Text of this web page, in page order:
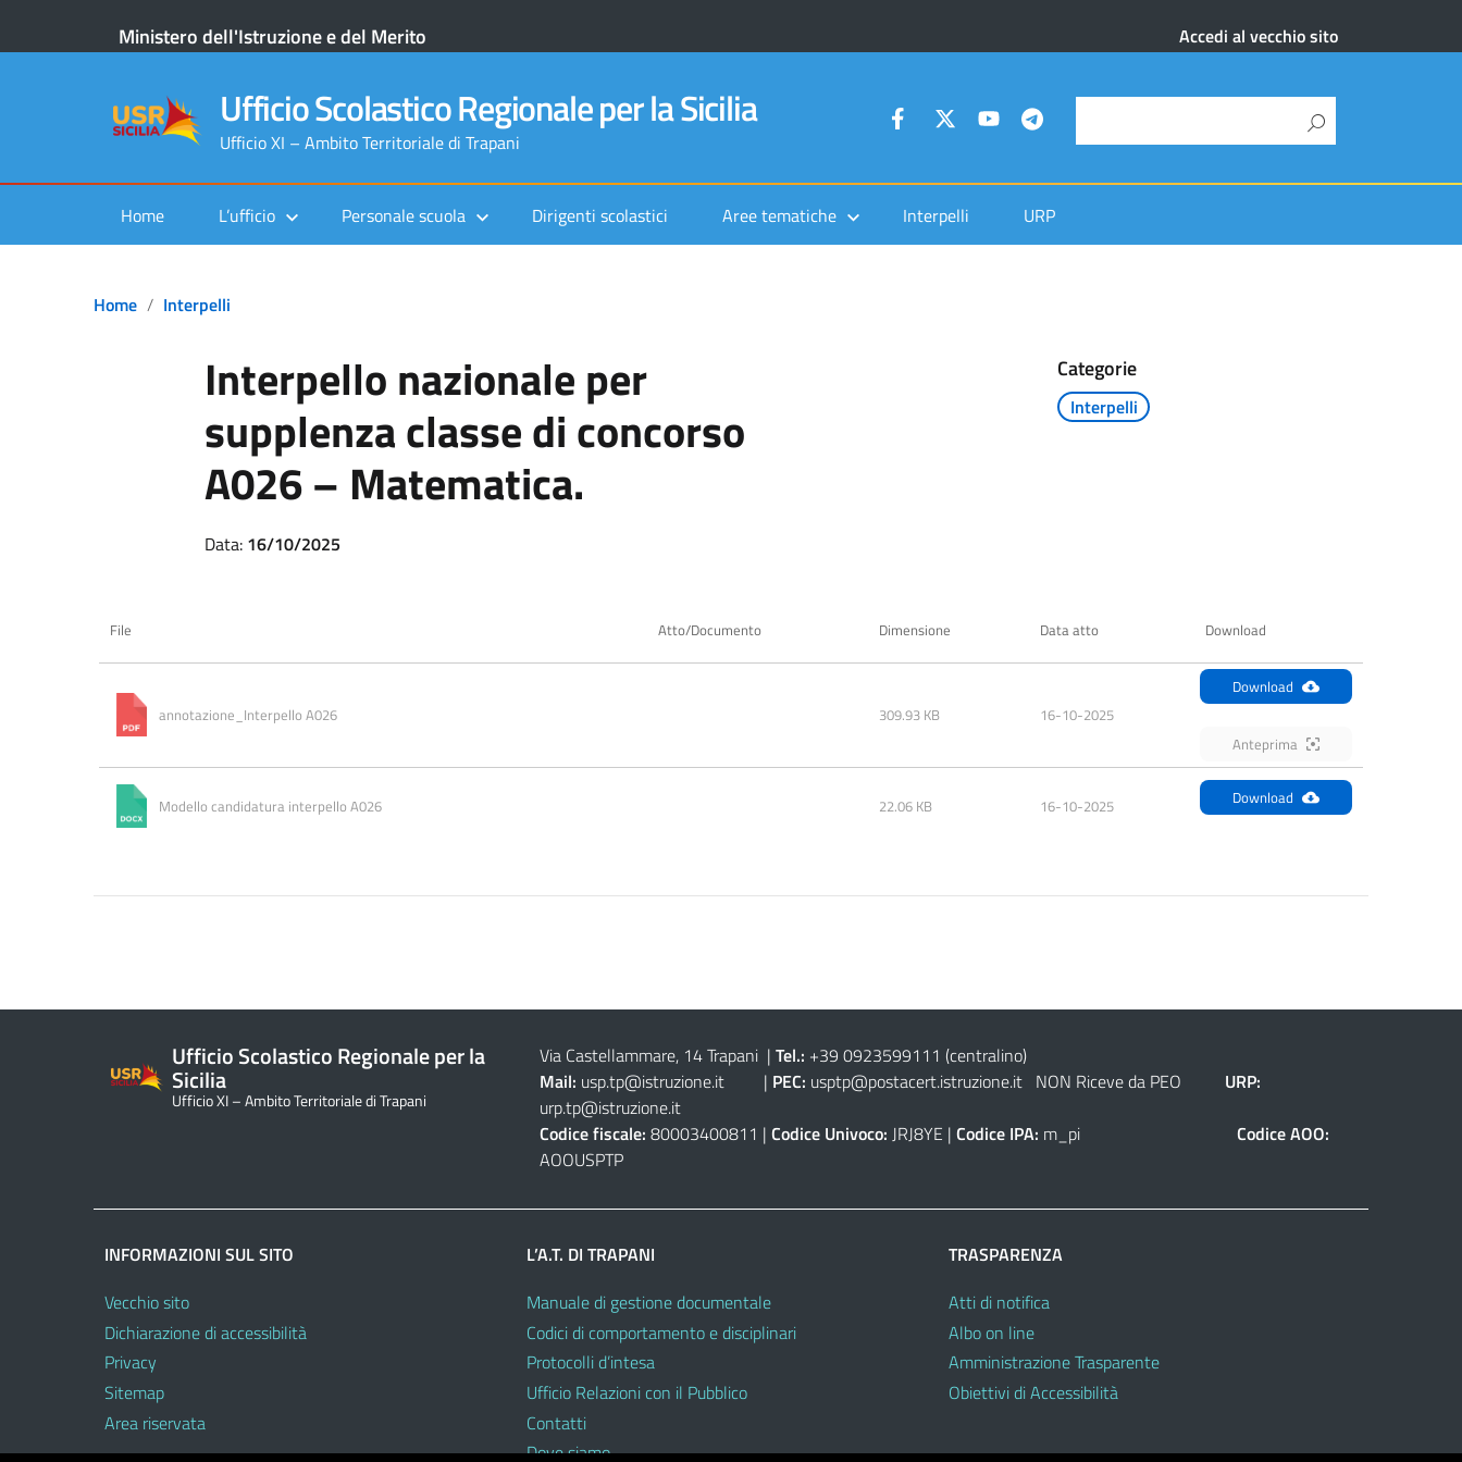
Ministero dell'Istruzione e del Merito Accedi al vecchio sito
Ufficio Scolastico Regionale per la Sicilia
Ufficio XI – Ambito Territoriale di Trapani
Home L’ufficio Personale scuola Dirigenti scolastici Aree tematiche Interpelli URP
Home Interpelli
Interpello nazionale per
supplenza classe di concorso
A026 – Matematica.
Categorie
Interpelli
Data: 16/10/2025
File Atto/Documento Dimensione Data atto Download
annotazione_Interpello A026 309.93 KB 16-10-2025
Download
Anteprima
Modello candidatura interpello A026 22.06 KB 16-10-2025 Download
Ufficio Scolastico Regionale per la
Sicilia
Ufficio XI – Ambito Territoriale di Trapani
Via Castellammare, 14 Trapani | Tel.: +39 0923599111 (centralino)
Mail: usp.tp@istruzione.it| PEC: usptp@postacert.istruzione.itNON Riceve da PEO URP:
urp.tp@istruzione.it
Codice fiscale: 80003400811 | Codice Univoco: JRJ8YE | Codice IPA: m_pi Codice AOO:
AOOUSPTP
INFORMAZIONI SUL SITO
Vecchio sito
Dichiarazione di accessibilità
Privacy
Sitemap
Area riservata
L’A.T. DI TRAPANI
Manuale di gestione documentale
Codici di comportamento e disciplinari
Protocolli d’intesa
Ufficio Relazioni con il Pubblico
Contatti
Dove siamo
TRASPARENZA
Atti di notifica
Albo on line
Amministrazione Trasparente
Obiettivi di Accessibilità